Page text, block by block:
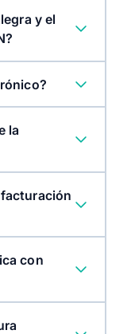
y el
la
con